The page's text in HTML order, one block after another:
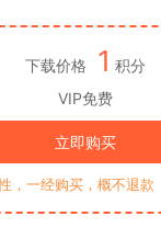
下载价格 1 积分
VIP免费
立即购买
，一经购买，概不退款